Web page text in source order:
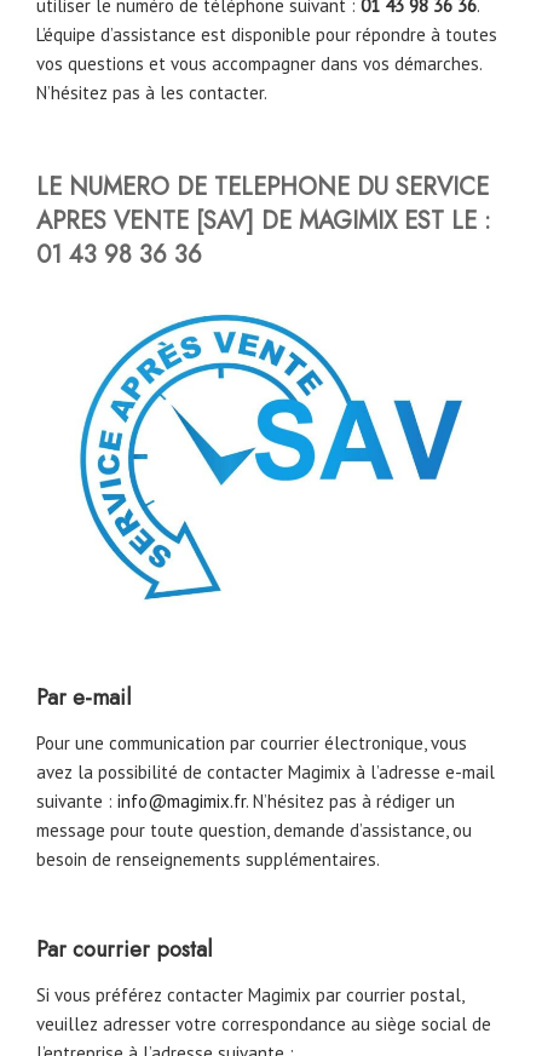
utiliser le numéro de téléphone suivant : 01 43 98 36 36.
L’équipe d’assistance est disponible pour répondre à toutes
vos questions et vous accompagner dans vos démarches.
N’hésitez pas à les contacter.
LE NUMERO DE TELEPHONE DU SERVICE
APRES VENTE [SAV] DE MAGIMIX EST LE :
01 43 98 36 36
Par e-mail
Pour une communication par courrier électronique, vous
avez la possibilité de contacter Magimix à l’adresse e-mail
suivante : info@magimix.fr. N’hésitez pas à rédiger un
message pour toute question, demande d’assistance, ou
besoin de renseignements supplémentaires.
Par courrier postal
Si vous préférez contacter Magimix par courrier postal,
veuillez adresser votre correspondance au siège social de